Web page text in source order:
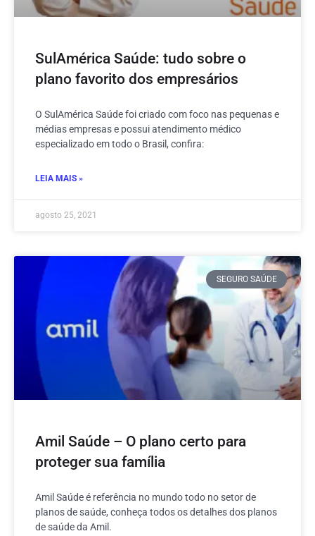
SulAmérica Saúde: tudo sobre o
plano favorito dos empresários
O SulAmérica Saúde foi criado com foco nas pequenas e
médias empresas e possui atendimento médico
especializado em todo o Brasil, confira:
LEIA MAIS »
agosto 25, 2021
SEGURO SAÚDE
Amil Saúde – O plano certo para
proteger sua família
Amil Saúde é referência no mundo todo no setor de
planos de saúde, conheça todos os detalhes dos planos
de saúde da Amil.